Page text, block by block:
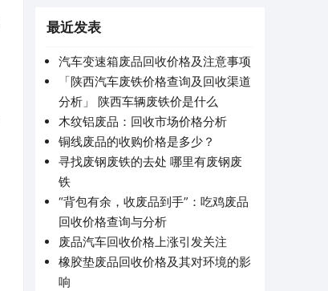
最近发表
汽车变速箱废品回收价格及注意事项
「陕西汽车废铁价格查询及回收渠道
分析」 陕西车辆废铁价是什么
木纹铝废品：回收市场价格分析
铜线废品的收购价格是多少？
寻找废钢废铁的去处 哪里有废钢废
铁
“背包有余，收废品到手”：吃鸡废品
回收价格查询与分析
废品汽车回收价格上涨引发关注
橡胶垫废品回收价格及其对环境的影
响